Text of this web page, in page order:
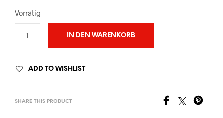
Vorrätig
IN DEN WARENKORB
ADD TO WISHLIST
SHARE THIS PRODUCT